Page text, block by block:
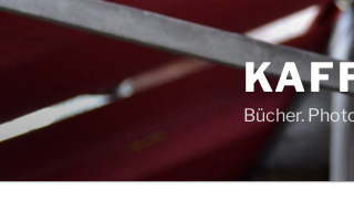
Zum
Bücher.